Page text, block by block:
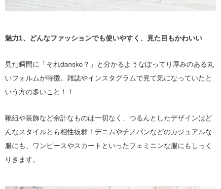
魅力1、どんなファッションでも使いやすく、見た目もかわいい
見た瞬間に「それdansko？」と分かるようなぽってり厚みのある丸
いフォルムが特徴。雑誌やインスタグラムで見て気になっていたと
いう方の多いこと！！
靴紐や装飾など余計なものは一切なく、つるんとしたデザインはど
んなスタイルとも相性抜群！デニムやチノパンなどのカジュアルな
服にも、ワンピースやスカートといったフェミニンな服にもしっく
りきます。